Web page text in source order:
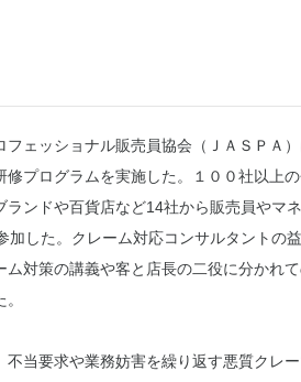
ェッショナル販売員協会（ＪＡＳＰＡ
修プログラムを実施した。１００社以上
ランドや百貨店など14社から販売員やマ
加した。クレーム対応コンサルタントの
ム対策の講義や客と店長の二役に分かれ
当要求や業務妨害を繰り返す悪質クレ